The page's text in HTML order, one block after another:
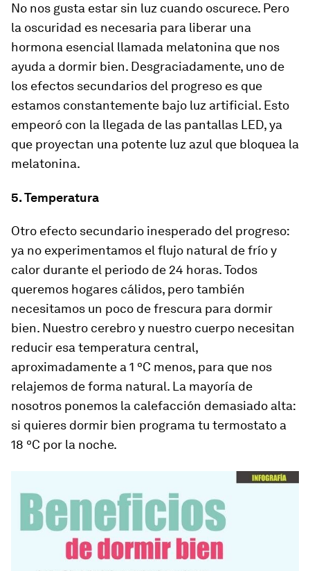
No nos gusta estar sin luz cuando oscurece. Pero
la oscuridad es necesaria para liberar una
hormona esencial llamada melatonina que nos
ayuda a dormir bien. Desgraciadamente, uno de
los efectos secundarios del progreso es que
estamos constantemente bajo luz artificial. Esto
empeoró con la llegada de las pantallas LED,ya
que proyectan una potente luz azul que bloquea la
melatonina.
5. Temperatura
Otro efecto secundario inesperado del progreso:
ya no experimentamos el flujo natural de frío y
calor durante el periodo de 24 horas. Todos
queremos hogares cálidos, pero también
necesitamos un poco de frescura para dormir
bien. Nuestro cerebro y nuestro cuerpo necesitan
reducir esa temperatura central,
aproximadamente a 1 ºC menos, para que nos
relajemos de forma natural. La mayoría de
nosotros ponemos la calefacción demasiado alta:
si quieres dormir bien programa tu termostato a
18 ºC por la noche.